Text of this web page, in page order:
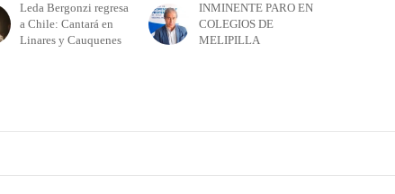
Leda Bergonzi regresa
a Chile: Cantará en
Linares y Cauquenes
INMINENTE PARO EN
COLEGIOS DE
MELIPILLA